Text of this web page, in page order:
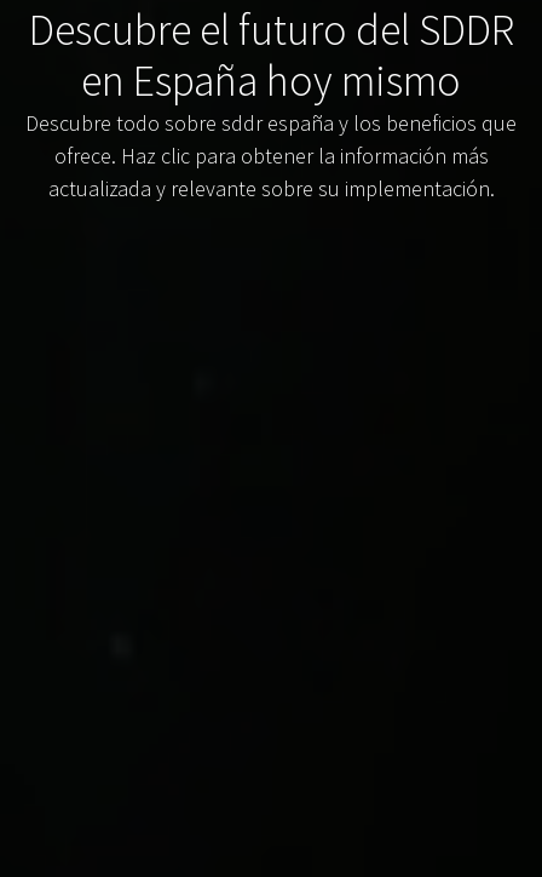
Descubre el futuro del SDDR
en España hoy mismo
Descubre todo sobre sddr españa y los beneficios que
ofrece. Haz clic para obtener la información más
actualizada y relevante sobre su implementación.